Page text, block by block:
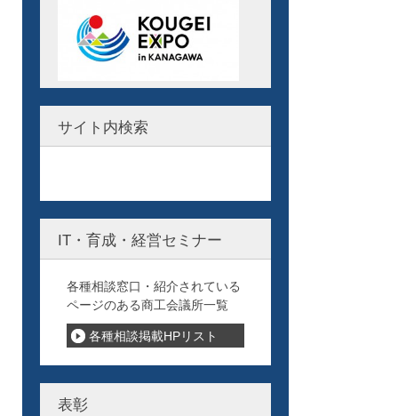
サイト内検索
IT・育成・経営セミナー
各種相談窓口・紹介されている
ページのある商工会議所一覧
各種相談掲載HPリスト
表彰